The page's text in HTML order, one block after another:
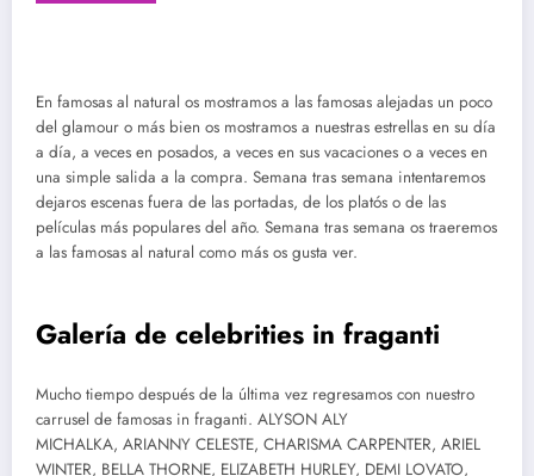
En famosas al natural os mostramos a las famosas alejadas un poco
del glamour o más bien os mostramos a nuestras estrellas en su día
a día, a veces en posados, a veces en sus vacaciones o a veces en
una simple salida a la compra. Semana tras semana intentaremos
dejaros escenas fuera de las portadas, de los platós o de las
películas más populares del año. Semana tras semana os traeremos
a las famosas al natural como más os gusta ver.
Galería de celebrities in fraganti
Mucho tiempo después de la última vez regresamos con nuestro
carrusel de famosas in fraganti. ALYSON ALY
MICHALKA, ARIANNY CELESTE, CHARISMA CARPENTER, ARIEL
WINTER, BELLA THORNE, ELIZABETH HURLEY, DEMI LOVATO,